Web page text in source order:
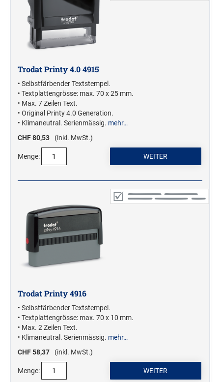
Trodat Printy 4.0 4915
• Selbstfärbender Textstempel.
• Textplattengrösse: max. 70 x 25 mm.
• Max. 7 Zeilen Text.
• Original Printy 4.0 Generation.
• Klimaneutral. Serienmässig. mehr…
CHF 80,53
(inkl. MwSt.)
Menge:
Trodat Printy 4916
• Selbstfärbender Textstempel.
• Textplattengrösse: max. 70 x 10 mm.
• Max. 2 Zeilen Text.
• Klimaneutral. Serienmässig. mehr…
CHF 58,37
(inkl. MwSt.)
Menge: